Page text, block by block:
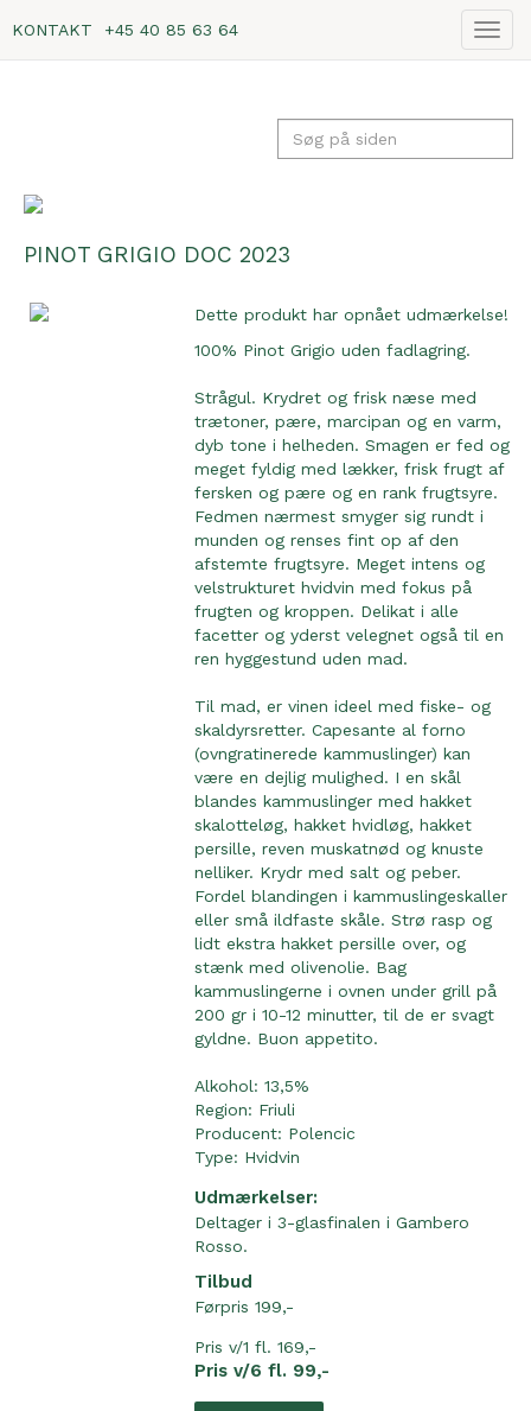
Vis
KONTAKT +45 40 85 63 64
PINOT GRIGIO DOC 2023
Dette produkt har opnået udmærkelse!
100% Pinot Grigio uden fadlagring.
Strågul. Krydret og frisk næse med
trætoner, pære, marcipan og en varm,
dyb tone i helheden. Smagen er fed og
meget fyldig med lækker, frisk frugt af
fersken og pære og en rank frugtsyre.
Fedmen nærmest smyger sig rundt i
munden og renses fint op af den
afstemte frugtsyre. Meget intens og
velstrukturet hvidvin med fokus på
frugten og kroppen. Delikat i alle
facetter og yderst velegnet også til en
ren hyggestund uden mad.
Til mad, er vinen ideel med fiske- og
skaldyrsretter. Capesante al forno
(ovngratinerede kammuslinger) kan
være en dejlig mulighed. I en skål
blandes kammuslinger med hakket
skalotteløg, hakket hvidløg, hakket
persille, reven muskatnød og knuste
nelliker. Krydr med salt og peber.
Fordel blandingen i kammuslingeskaller
eller små ildfaste skåle. Strø rasp og
lidt ekstra hakket persille over, og
stænk med olivenolie. Bag
kammuslingerne i ovnen under grill på
200 gr i 10-12 minutter, til de er svagt
gyldne. Buon appetito.
Alkohol: 13,5%
Region: Friuli
Producent: Polencic
Type: Hvidvin
Udmærkelser:
Deltager i 3-glasfinalen i Gambero
Rosso.
Tilbud
Førpris 199,-
Pris v/1 fl. 169,-
Pris v/6 fl. 99,-